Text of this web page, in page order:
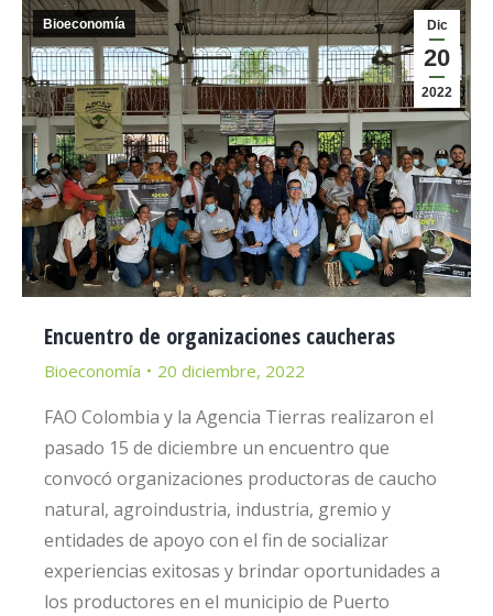
Dic
20
2022
Bioeconomía
Encuentro de organizaciones caucheras
Bioeconomía 20 diciembre, 2022
FAO Colombia y la Agencia Tierras realizaron el
pasado 15 de diciembre un encuentro que
convocó organizaciones productoras de caucho
natural, agroindustria, industria, gremio y
entidades de apoyo con el fin de socializar
experiencias exitosas y brindar oportunidades a
los productores en el municipio de Puerto